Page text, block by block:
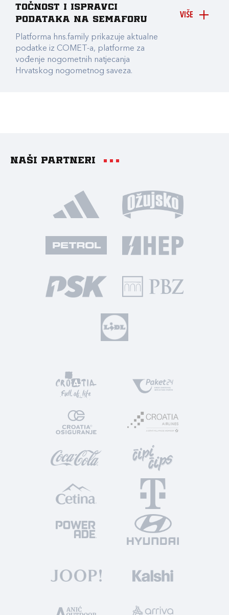
VIŠE
točnost i ispravci
podataka na Semaforu
Platforma hns.family prikazuje aktualne
podatke iz COMET-a, platforme za
vođenje nogometnih natjecanja
Hrvatskog nogometnog saveza.
Naši partneri